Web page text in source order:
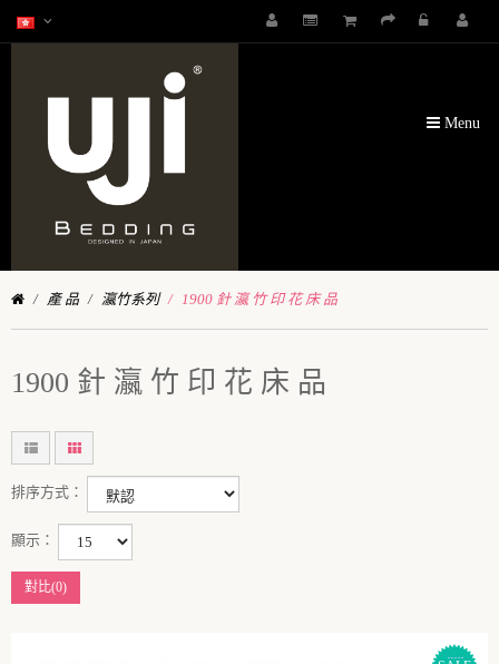
Menu
產 品 瀛竹系列 1900 針 瀛 竹 印 花 床 品
1900 針 瀛 竹 印 花 床 品
排序方式：
顯示：
對比(0)